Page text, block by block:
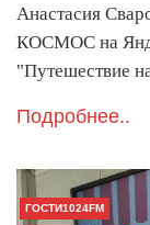
Анастасия
КОСМОС на
"Путешествие
Подробнее..
ГОСТИ1024FM